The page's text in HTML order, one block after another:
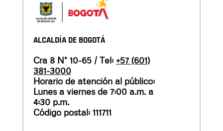
ALCALDÍA DE BOGOTÁ
Cra 8 N° 10-65 / Tel: +57 (601)
381-3000
Horario de atención al público:
Lunes a viernes de 7:00 a.m. a
4:30 p.m.
Código postal: 111711